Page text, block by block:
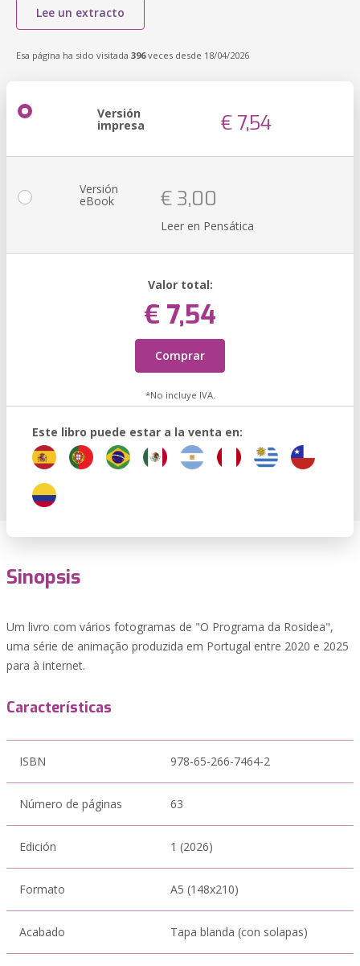
Lee un extracto
Esa página ha sido visitada 396veces desde 18/04/2026
Versión
impresa € 7,54
Versión
eBook € 3,00
Leer en Pensática
Valor total:
€ 7,54
Comprar
*No incluye IVA.
Este libro puede estar a la venta en:
Sinopsis
Um livro com vários fotogramas de "O Programa da Rosidea",
uma série de animação produzida em Portugal entre 2020 e 2025
para à internet.
Características
ISBN 978-65-266-7464-2
Número de páginas 63
Edición 1 (2026)
Formato A5 (148x210)
Acabado Tapa blanda (con solapas)